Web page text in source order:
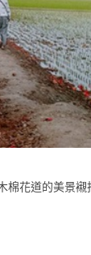
棉花道的美景襯